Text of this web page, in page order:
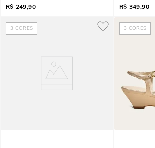
R$ 249,90
R$ 349,90
3 CORES 3 CORES